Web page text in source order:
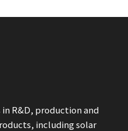
R&D, production and
including solar